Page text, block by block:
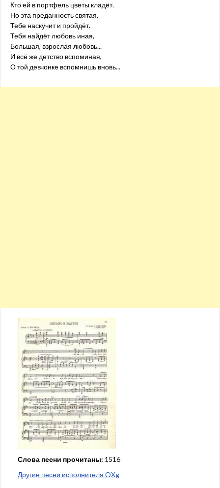
Кто ей в портфель цветы кладёт.
Но эта преданность святая,
Тебе наскучит и пройдёт.
Тебя найдёт любовь иная,
Большая, взрослая любовь...
И всё же детство вспоминая,
О той девчонке вспомнишь вновь...
Слова песни прочитаны: 1516
Другие песни исполнителя OXg